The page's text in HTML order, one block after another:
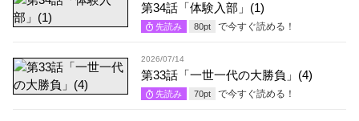
第34話「体験入部」(1)
先読み 80pt で今すぐ読める！
2026/07/14
第33話「一世一代の大勝負」(4)
先読み 70pt で今すぐ読める！